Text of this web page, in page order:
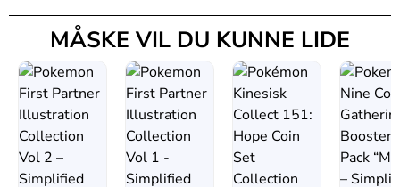
MÅSKE VIL DU KUNNE LIDE